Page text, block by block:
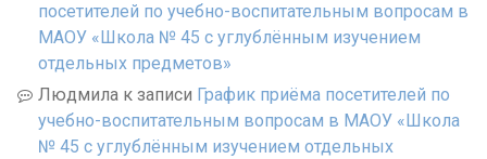
посетителей по учебно-воспитательным вопросам в
МАОУ «Школа № 45 с углублённым изучением
отдельных предметов»
Людмила к записи График приёма посетителей по
учебно-воспитательным вопросам в МАОУ «Школа
№ 45 с углублённым изучением отдельных